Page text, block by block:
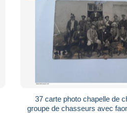
37 carte photo chapelle de
groupe de chasseurs avec